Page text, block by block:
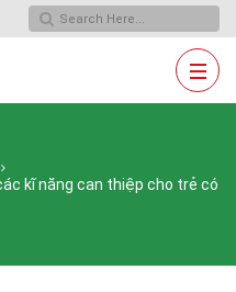
kĩ năng can thiệp cho trẻ có